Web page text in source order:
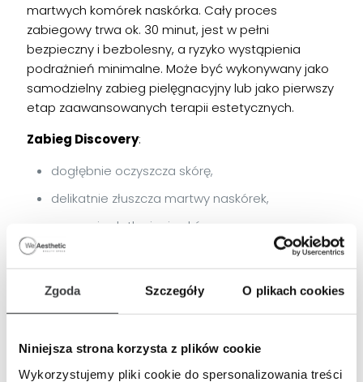
Zgoda Szczegóły O plikach cookies
Niniejsza strona korzysta z plików cookie
Wykorzystujemy pliki cookie do spersonalizowania treści
martwych komórek naskórka. Cały proces
zabiegowy trwa ok. 30 minut, jest w pełni
bezpieczny i bezbolesny, a ryzyko wystąpienia
podrażnień minimalne. Może być wykonywany jako
samodzielny zabieg pielęgnacyjny lub jako pierwszy
etap zaawansowanych terapii estetycznych.
Zabieg Discovery:
dogłębnie oczyszcza skórę,
delikatnie złuszcza martwy naskórek,
poprawia dotlenienie skóry,
wygładza i odświeża cerę,
wspiera prawidłowe funkcjonowanie warstwy
hydrolipidowej,
pielęgnacyjnych i estetycznych.